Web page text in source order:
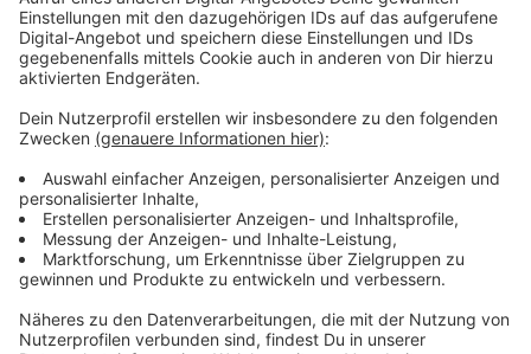
Wir benötigen Ihre
Video-Service zu laden!
Wir verwenden einen Service eines
Drittanbieters, um Videoinhalte
einzubetten. Dieser Service kann
Daten zu Ihren Aktivitäten
sammeln. Bitte lesen Sie die
Details durch und stimmen Sie der
Nutzung des Service zu, um dieses